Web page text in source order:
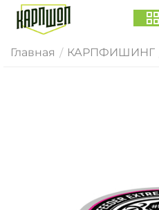
Главная / КАРПФИШИНГ